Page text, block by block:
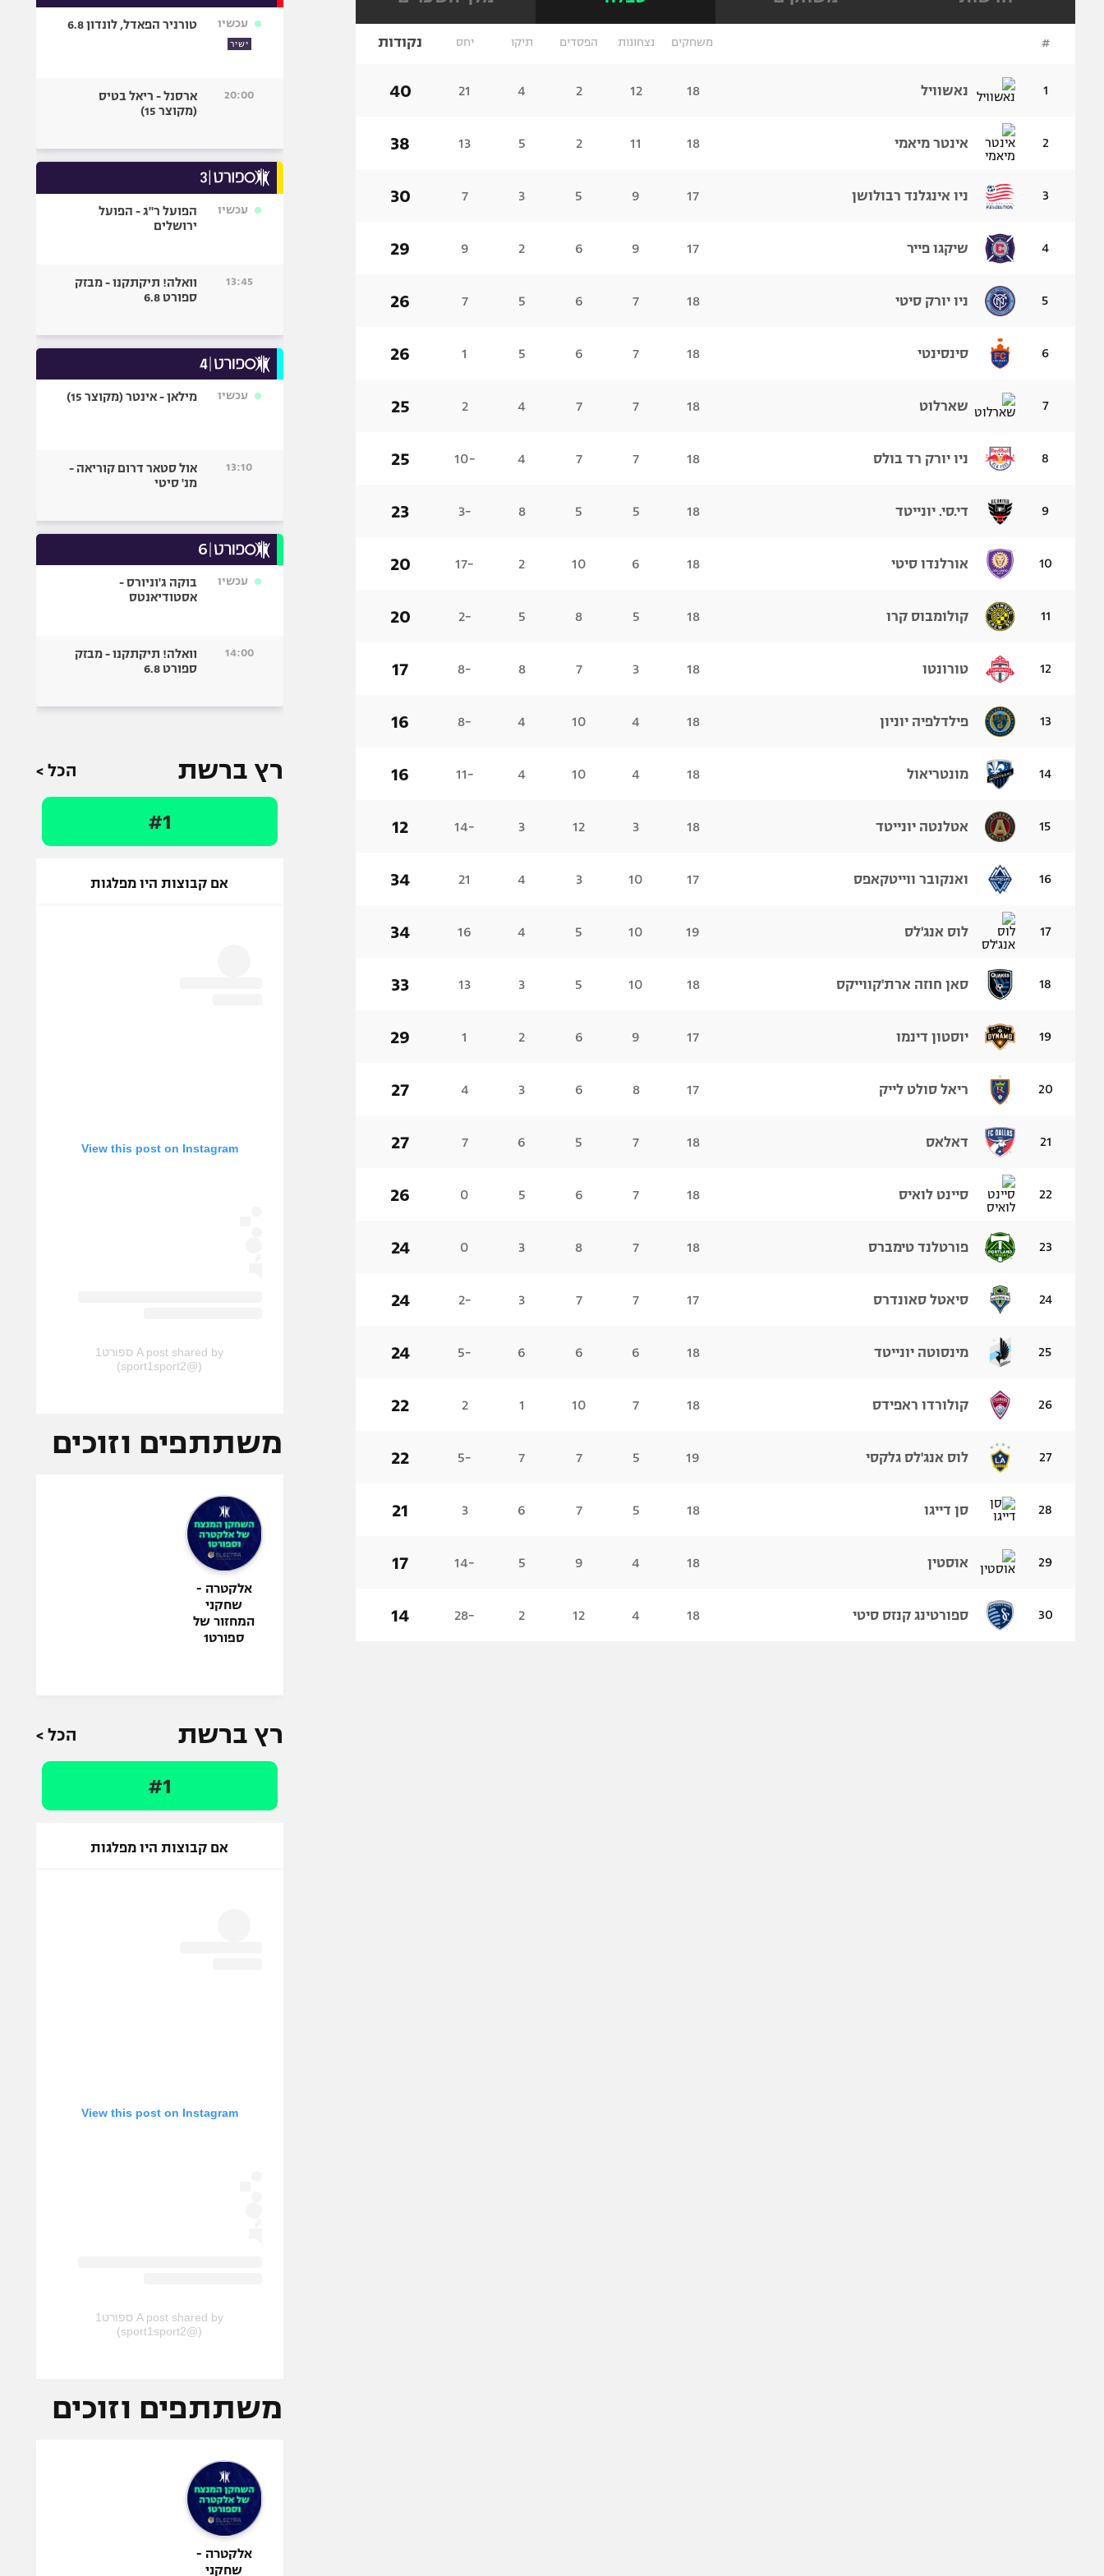
תקנון משתתפים וזוכים בפרסים
טניס
גיימינג E-Sports
מדיניות פרטיות
תקנון פעילות ספורט 1
רשיון להקרנה פומבית לבית עסק
הצטרפות לחבילת הערוצים
לוח דרושים – ג'ובנט
תגיות
המגזין
הפועל חיפה
ליגה ברזילאית
פוטבול אמריקאי NFL
בייסבול MLB
אומנויות לחימה
גיימינג E-Sports
#
1
2
3
4
5
6
7
8
9
10
11
12
13
14
15
16
17
18
19
20
21
22
23
24
25
26
27
28
29
30
נאשוויל
אינטר מיאמי
ניו אינגלנד רבולושן
שיקגו פייר
ניו יורק סיטי
סינסינטי
שארלוט
ניו יורק רד בולס
די.סי. יונייטד
אורלנדו סיטי
קולומבוס קרו
טורונטו
פילדלפיה יוניון
מונטריאול
אטלנטה יונייטד
ואנקובר ווייטקאפס
לוס אנג'לס
סאן חוזה ארת'קווייקס
יוסטון דינמו
ריאל סולט לייק
דאלאס
סיינט לואיס
פורטלנד טימברס
סיאטל סאונדרס
מינסוטה יונייטד
קולורדו ראפידס
לוס אנג'לס גלקסי
סן דייגו
אוסטין
ספורטינג קנזס סיטי
משחקים נצחונות הפסדים תיקו יחס
18
12
2
4
21
18
11
2
5
13
17
9
5
3
7
17
9
6
2
9
18
7
6
5
7
18
7
6
5
1
18
7
7
4
2
18
7
7
4
-10
18
5
5
8
-3
18
6
10
2
-17
18
5
8
5
-2
18
3
7
8
-8
18
4
10
4
-8
18
4
10
4
-11
18
3
12
3
-14
17
10
3
4
21
19
10
5
4
16
18
10
5
3
13
17
9
6
2
1
17
8
6
3
4
18
7
5
6
7
18
7
6
5
0
18
7
8
3
0
17
7
7
3
-2
18
6
6
6
-5
18
7
10
1
2
19
5
7
7
-5
18
5
7
6
3
18
4
9
5
-14
18
4
12
2
-28
נקודות
40
38
30
29
26
26
25
25
23
20
20
17
16
16
12
34
34
33
29
27
27
26
24
24
24
22
22
21
17
14
עכשיו
ישיר
טורניר הפאדל, לונדון 6.8
20:00
ארסנל - ריאל בטיס
(מקוצר 15)
עכשיו
הפועל ר"ג - הפועל
ירושלים
13:45
וואלה! תיקתקנו - מבזק
ספורט 6.8
עכשיו מילאן - אינטר (מקוצר 15)
13:10
אול סטאר דרום קוריאה -
מנ' סיטי
עכשיו
בוקה ג'וניורס -
אסטודיאנטס
14:00
וואלה! תיקתקנו - מבזק
ספורט 6.8
רץ ברשת הכל >
#1
אם קבוצות היו מפלגות
View this post on Instagram
A post shared by ספורט1
(@sport1sport2)
משתתפים וזוכים
אלקטרה -
שחקני
המחזור של
ספורט1
רץ ברשת הכל >
#1
אם קבוצות היו מפלגות
View this post on Instagram
A post shared by ספורט1
(@sport1sport2)
משתתפים וזוכים
אלקטרה -
שחקני